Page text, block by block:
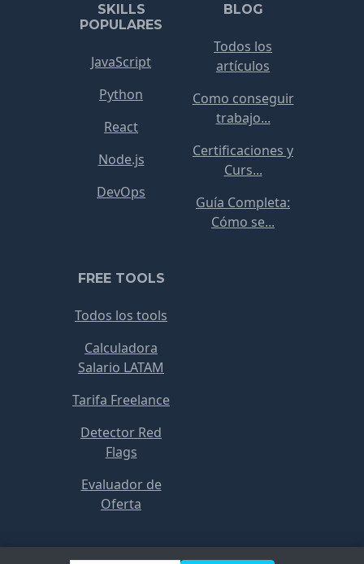
SKILLS
POPULARES
JavaScript
Python
React
Node.js
DevOps
BLOG
Todos los
artículos
Como conseguir
trabajo...
Certificaciones y
Curs...
Guía Completa:
Cómo se...
FREE TOOLS
Todos los tools
Calculadora
Salario LATAM
Tarifa Freelance
Detector Red
Flags
Evaluador de
Oferta